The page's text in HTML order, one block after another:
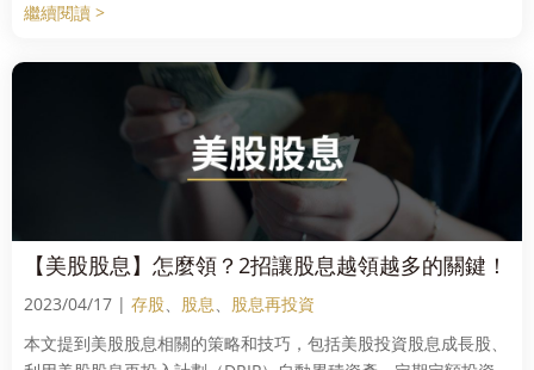
繼續閱讀 >
【美股股息】怎麼領？2招讓股息越領越多的關鍵！
2023/04/17 | 存股、 股息、 股息再投資
本文提到美股股息相關的策略和技巧，包括美股投資股息成長股、